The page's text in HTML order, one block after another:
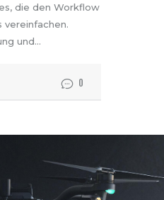
die den Workflow
vereinfachen.
und…
0